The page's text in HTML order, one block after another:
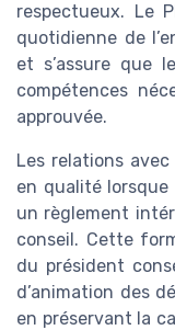
respectueux. Le
quotidienne de
et s’assure que
compétences
approuvée.
Les relations
en qualité
un règlement
conseil. Cette
du président
d’animation des
en préservant la